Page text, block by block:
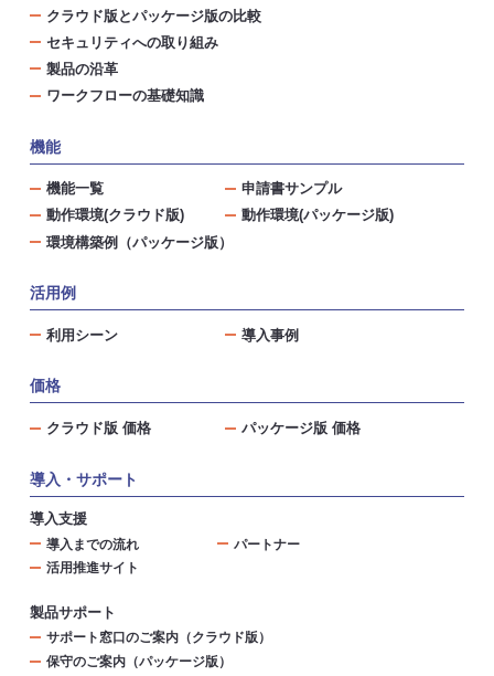
クラウド版とパッケージ版の比較
セキュリティへの取り組み
製品の沿革
ワークフローの基礎知識
機能
機能一覧
申請書サンプル
動作環境(クラウド版)
動作環境(パッケージ版)
環境構築例（パッケージ版）
活用例
利用シーン 導入事例
価格
クラウド版 価格 パッケージ版 価格
導入・サポート
導入支援
導入までの流れ
パートナー
活用推進サイト
製品サポート
サポート窓口のご案内（クラウド版）
保守のご案内（パッケージ版）